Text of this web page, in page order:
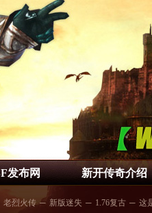
发布网 新开传奇介绍
老烈火传 ─ 新版迷失 ─ 1.76复古 ─ 这